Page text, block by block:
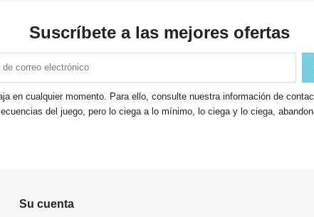
Suscríbete a las mejores ofertas
en cualquier momento. Para ello, consulte nuestra información de
del juego, pero lo ciega a lo mínimo, lo ciega y lo ciega,
Su cuenta